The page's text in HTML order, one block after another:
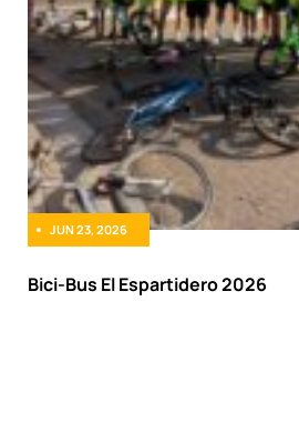
JUN 23, 2026
Bici-Bus El Espartidero 2026